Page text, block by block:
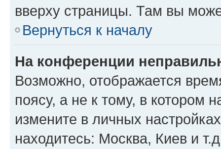
вверху страницы. Там вы
Вернуться к началу
На конференции
Возможно, отображается
поясу, а не к тому, в котором
измените в личных
находитесь: Москва, Киев и